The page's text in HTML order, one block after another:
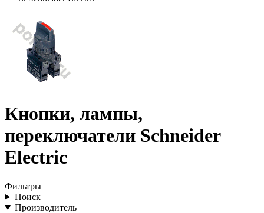
Кнопки, лампы,
переключатели Schneider
Electric
Фильтры
Поиск
Производитель